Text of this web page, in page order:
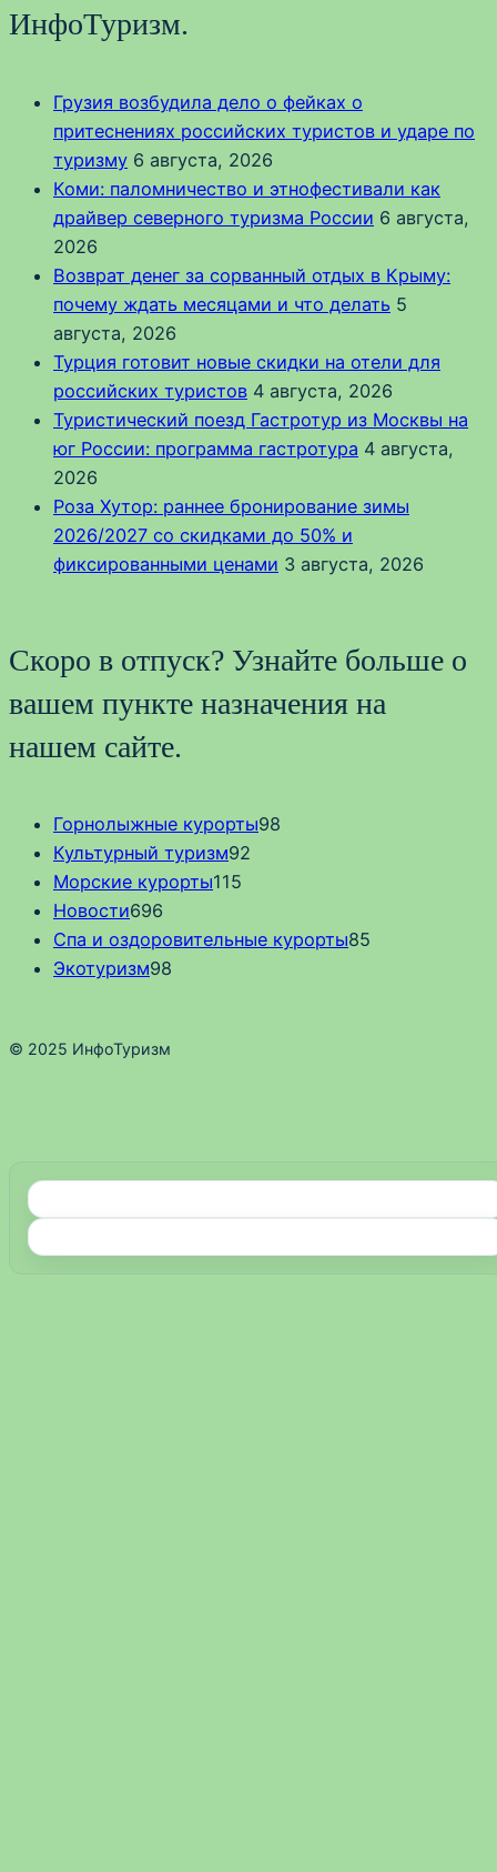
ИнфоТуризм.
Грузия возбудила дело о фейках о
притеснениях российских туристов и ударе по
туризму 6 августа, 2026
Коми: паломничество и этнофестивали как
драйвер северного туризма России 6 августа,
2026
Возврат денег за сорванный отдых в Крыму:
почему ждать месяцами и что делать 5
августа, 2026
Турция готовит новые скидки на отели для
российских туристов 4 августа, 2026
Туристический поезд Гастротур из Москвы на
юг России: программа гастротура 4 августа,
2026
Роза Хутор: раннее бронирование зимы
2026/2027 со скидками до 50% и
фиксированными ценами 3 августа, 2026
Скоро в отпуск? Узнайте больше о
вашем пункте назначения на
нашем сайте.
Горнолыжные курорты98
Культурный туризм92
Морские курорты115
Новости696
Спа и оздоровительные курорты85
Экотуризм98
© 2025 ИнфоТуризм